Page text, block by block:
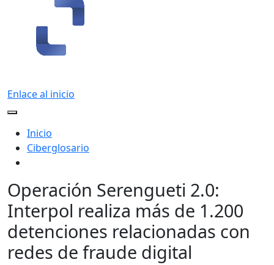
Enlace al inicio
Inicio
Ciberglosario
Operación Serengueti 2.0:
Interpol realiza más de 1.200
detenciones relacionadas con
redes de fraude digital